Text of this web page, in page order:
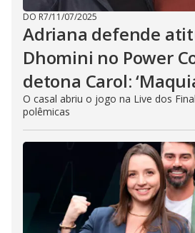
DO R7/11/07/2025
Adriana defende
Dhomini no Power
detona Carol:
O casal abriu o jogo na Live dos
polêmicas